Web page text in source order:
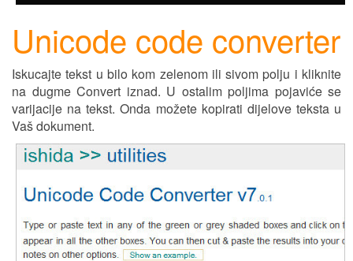
Unicode code converter
Iskucajte tekst u bilo kom zelenom ili sivom polju i kliknite
na dugme Convert iznad. U ostalim poljima pojaviće se
varijacije na tekst. Onda možete kopirati dijelove teksta u
Vaš dokument.